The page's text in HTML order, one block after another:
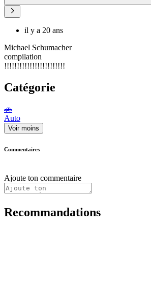
il y a 20 ans
Michael Schumacher
compilation
!!!!!!!!!!!!!!!!!!!!!!!!
Catégorie
🚗
Auto
Voir moins
Commentaires
Ajoute ton commentaire
Recommandations